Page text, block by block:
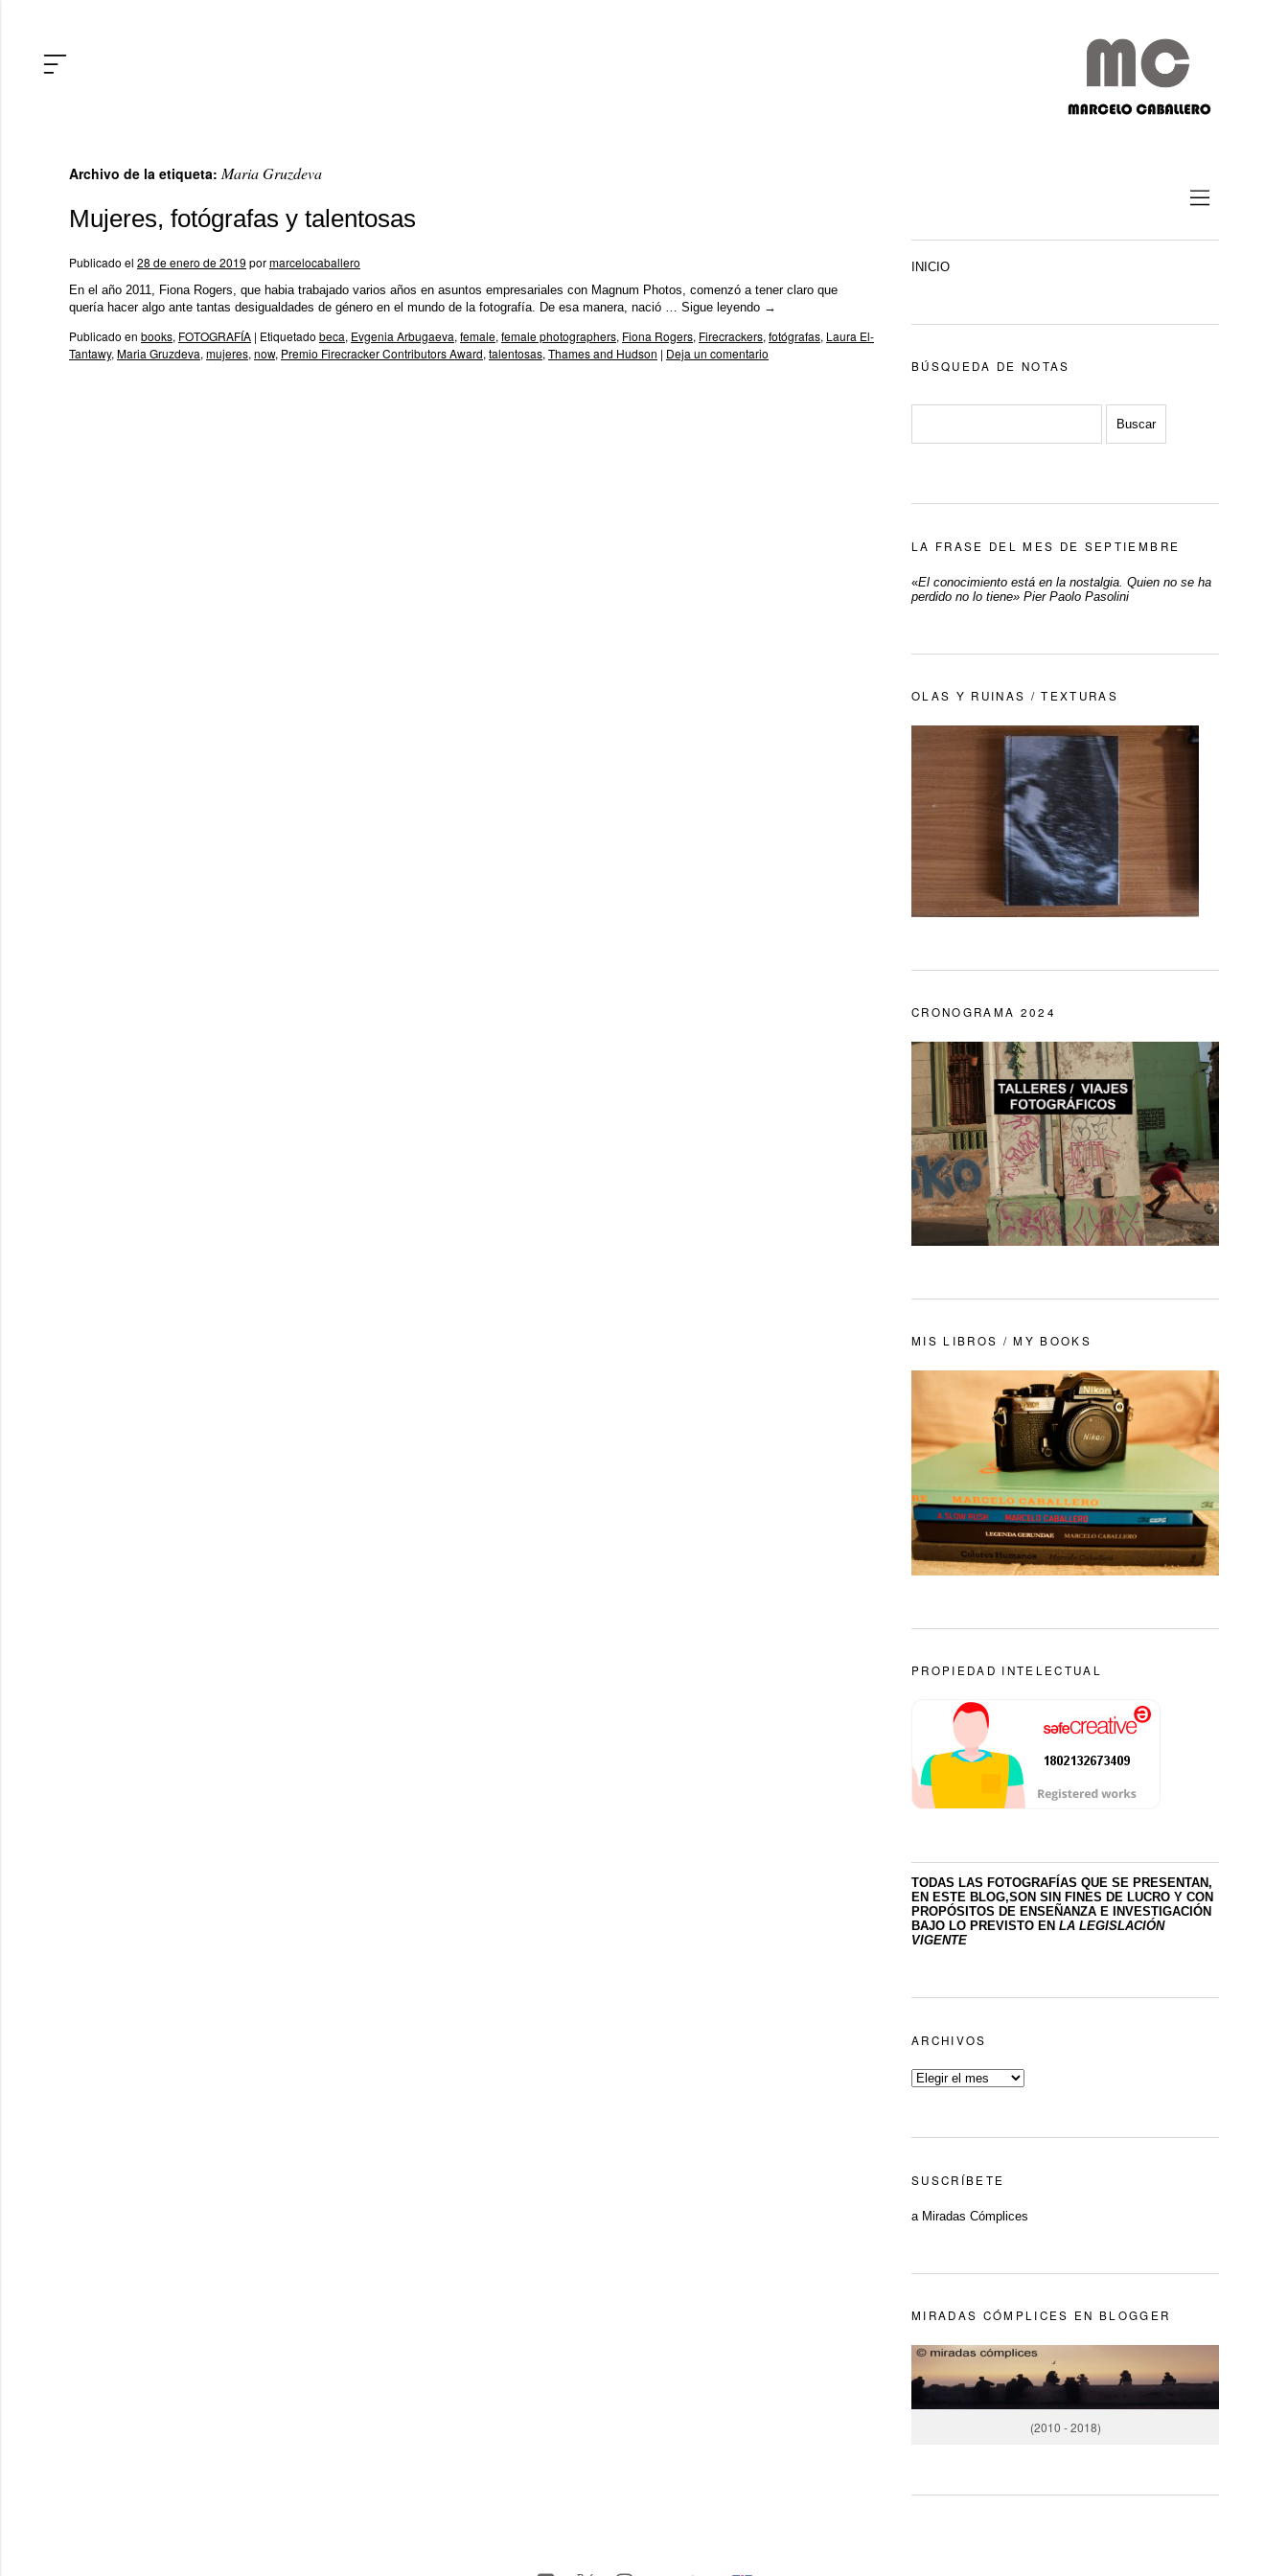
Archivo de la etiqueta:Maria Gruzdeva
Mujeres, fotógrafas y talentosas
Publicado el 28 de enero de 2019 pormarcelocaballero
En el año 2011, Fiona Rogers, que habia trabajado varios años en asuntos empresariales con Magnum Photos, comenzó a tener claro que
quería hacer algo ante tantas desigualdades de género en el mundo de la fotografía. De esa manera, nació … Sigue leyendo →
Publicado en books, FOTOGRAFÍA | Etiquetado beca, Evgenia Arbugaeva, female, female photographers, Fiona Rogers, Firecrackers, fotógrafas, Laura El-
Tantawy, Maria Gruzdeva, mujeres, now, Premio Firecracker Contributors Award, talentosas, Thames and Hudson | Deja un comentario
INICIO
BÚSQUEDA DE NOTAS
LA FRASE DEL MES DE SEPTIEMBRE
«El conocimiento está en la nostalgia. Quien no se ha
perdido no lo tiene» Pier Paolo Pasolini
OLAS Y RUINAS / TEXTURAS
CRONOGRAMA 2024
MIS LIBROS / MY BOOKS
PROPIEDAD INTELECTUAL
TODAS LAS FOTOGRAFÍAS QUE SE PRESENTAN,
EN ESTE BLOG,SON SIN FINES DE LUCRO Y CON
PROPÓSITOS DE ENSEÑANZA E INVESTIGACIÓN
BAJO LO PREVISTO EN LA LEGISLACIÓN
VIGENTE
ARCHIVOS
SUSCRÍBETE
a Miradas Cómplices
MIRADAS CÓMPLICES EN BLOGGER
(2010 - 2018)